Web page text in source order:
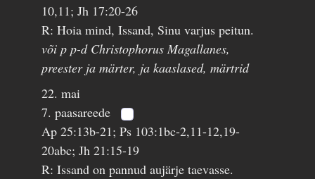
10,11; Jh 17:20-26
R: Hoia mind, Issand, Sinu varjus peitun.
või p p-d Christophorus Magallanes,
preester ja märter, ja kaaslased, märtrid
22. mai
7. paasareede
Ap 25:13b-21; Ps 103:1bc-2,11-12,19-
20abc; Jh 21:15-19
R: Issand on pannud aujärje taevasse.